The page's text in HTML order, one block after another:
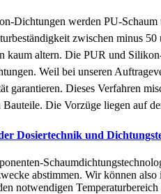
Dichtungen werden PU-Schaum
zwischen minus
kaum altern. Die PUR und
Weil bei unseren
garantieren. Dieses Verfahren
Bauteile. Die Vorzüge liegen auf
Dosiertechnik und
abstimmen. Wir können
notwendigen Temperaturbereich